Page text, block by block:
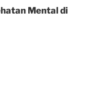
Mental di